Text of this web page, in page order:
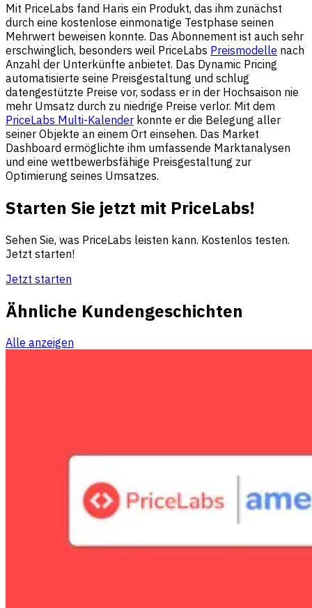
Mit PriceLabs fand Haris ein Produkt, das ihm zunächst
durch eine kostenlose einmonatige Testphase seinen
Mehrwert beweisen konnte. Das Abonnement ist auch sehr
erschwinglich, besonders weil PriceLabs Preismodelle nach
Anzahl der Unterkünfte anbietet. Das Dynamic Pricing
automatisierte seine Preisgestaltung und schlug
datengestützte Preise vor, sodass er in der Hochsaison nie
mehr Umsatz durch zu niedrige Preise verlor. Mit dem
PriceLabs Multi-Kalender konnte er die Belegung aller
seiner Objekte an einem Ort einsehen. Das Market
Dashboard ermöglichte ihm umfassende Marktanalysen
und eine wettbewerbsfähige Preisgestaltung zur
Optimierung seines Umsatzes.
Starten Sie jetzt mit PriceLabs!
Sehen Sie, was PriceLabs leisten kann. Kostenlos testen.
Jetzt starten!
Jetzt starten
Ähnliche Kundengeschichten
Alle anzeigen